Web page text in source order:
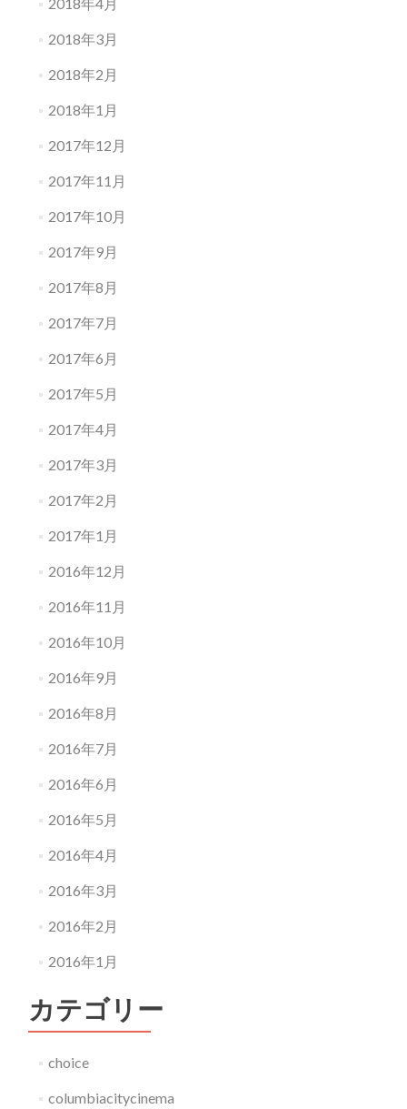
2018年3月
2018年2月
2018年1月
2017年12月
2017年11月
2017年10月
2017年9月
2017年8月
2017年7月
2017年6月
2017年5月
2017年4月
2017年3月
2017年2月
2017年1月
2016年12月
2016年11月
2016年10月
2016年9月
2016年8月
2016年7月
2016年6月
2016年5月
2016年4月
2016年3月
2016年2月
2016年1月
カテゴリー
choice
columbiacitycinema